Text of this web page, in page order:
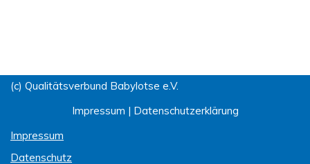
(c) Qualitätsverbund Babylotse e.V.
Impressum | Datenschutzerklärung
Impressum
Datenschutz